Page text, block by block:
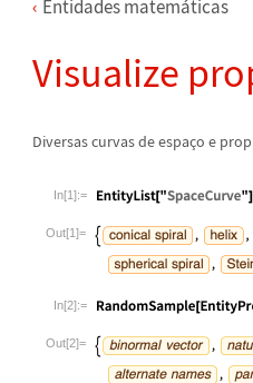
Entidades matemáticas
Visualize
Diversas curvas de espaço e
In[1]:=
Out[1]=
In[2]:=
Out[2]=